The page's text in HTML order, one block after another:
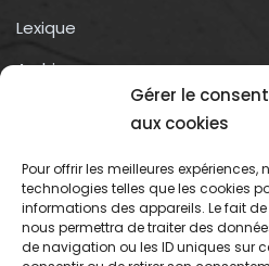
Gérer le
aux cookies
Pour offrir les meilleures expériences,
technologies telles que les cookies
informations des appareils. Le fait
nous permettra de traiter des
de navigation ou les ID uniques sur
Lexique
Archives
Conditions générales
Contactez-nous
Association du droit a l’oubli